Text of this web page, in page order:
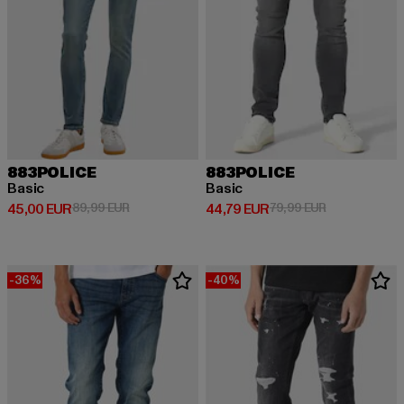
883POLICE
Basic
45,00 EUR
Derzeitiger Preis: 45,00 EUR
89,99 EURAktionspreis: 89,99 EUR
883POLICE
Basic
44,79 EUR
Derzeitiger Preis: 44,79 EUR
79,99 EURAktionspreis:
-36% -40%